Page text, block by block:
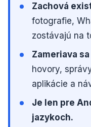
Zachová
fotografie,
zostávajú na
Zameriava
hovory,
aplikácie a
Je len pre
jazykoch.